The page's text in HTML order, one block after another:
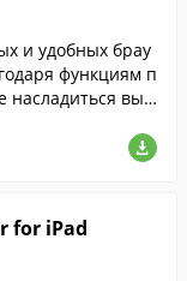
и удобных брау
функциям п
насладиться выс
к нужным сай
for iPad